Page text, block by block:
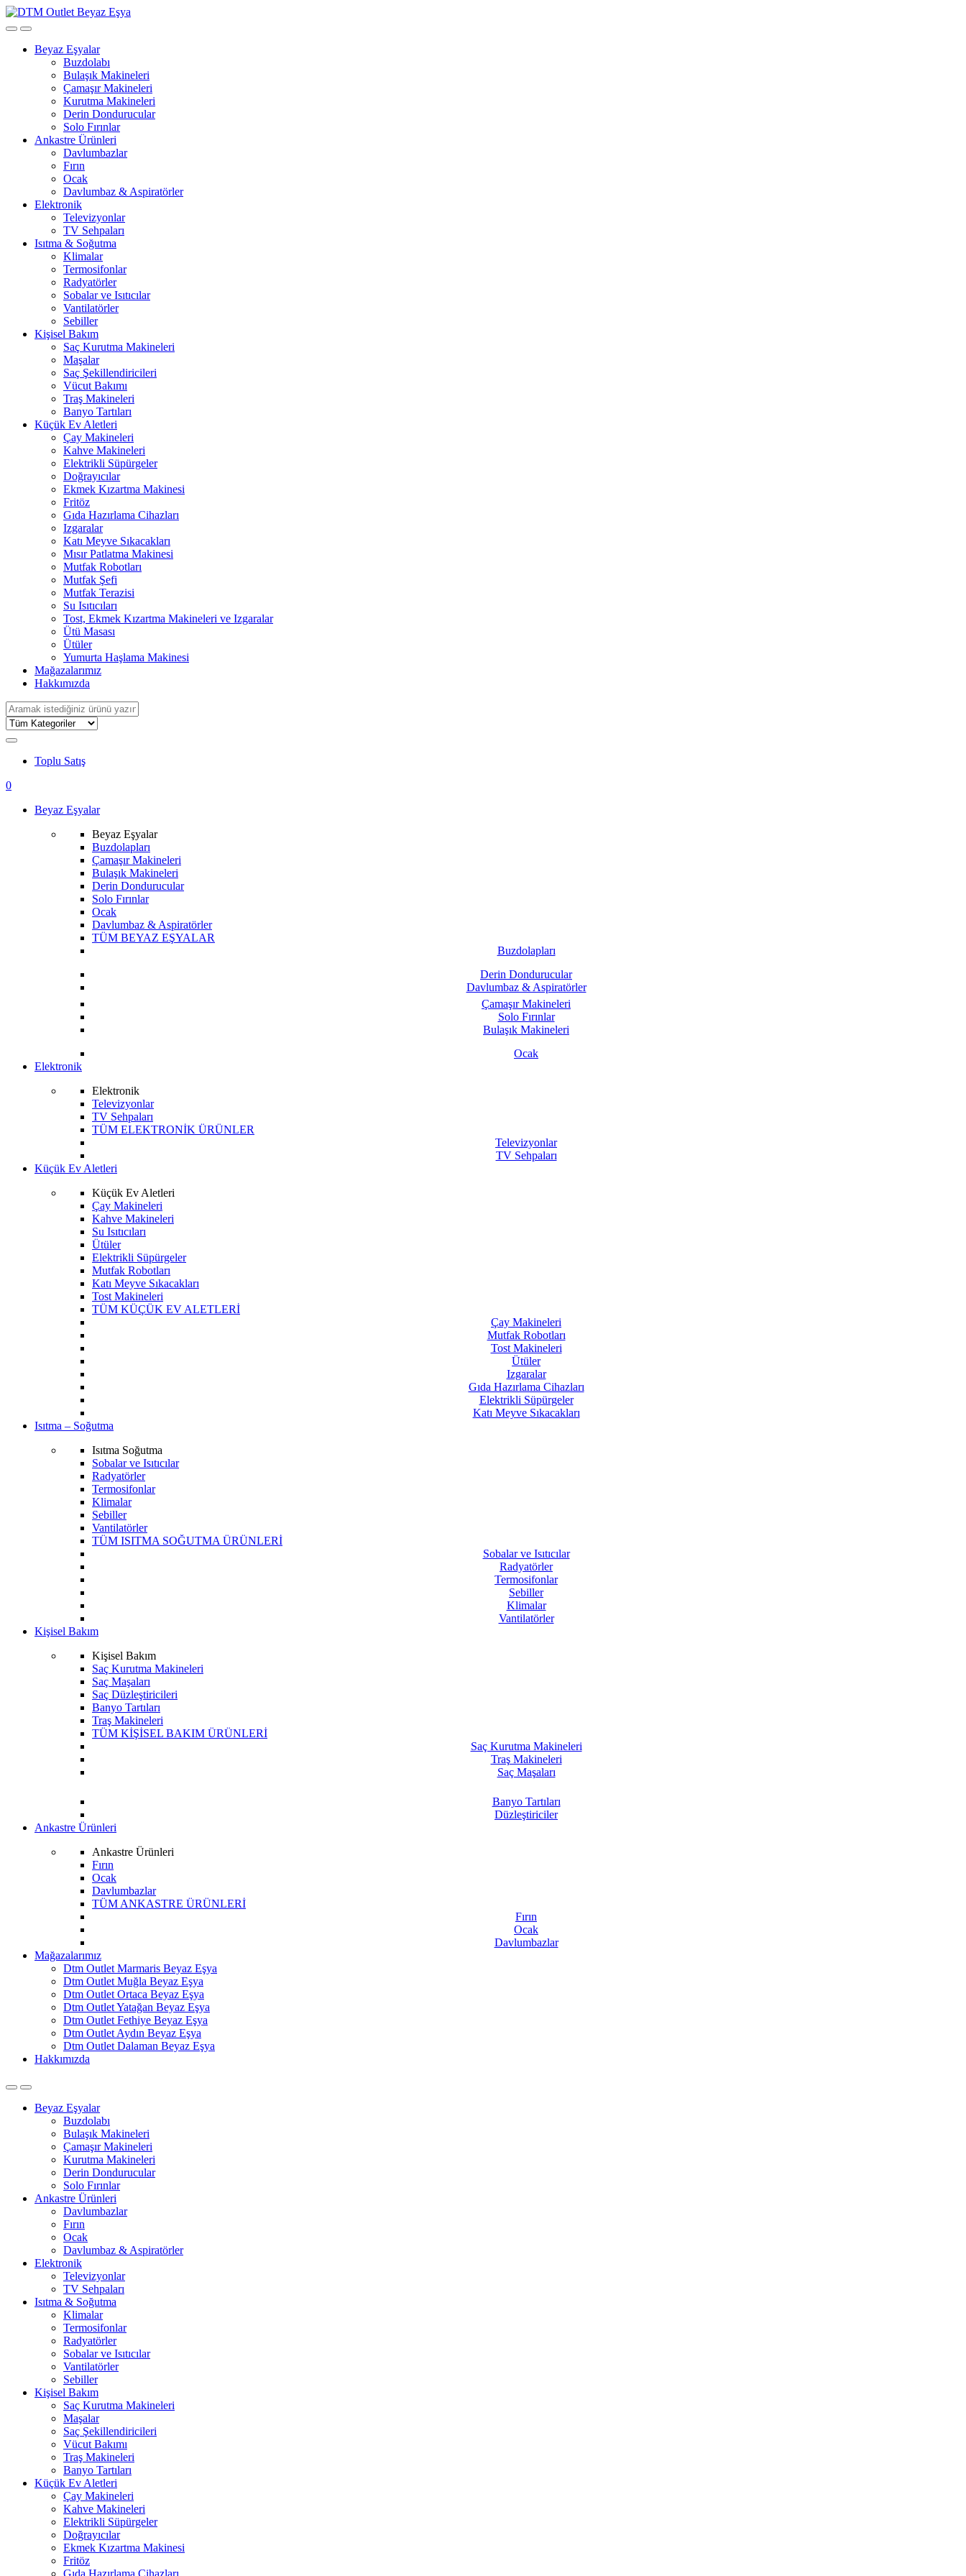
OpenClose
Beyaz Eşyalar
Buzdolabı
Bulaşık Makineleri
Çamaşır Makineleri
Kurutma Makineleri
Derin Dondurucular
Solo Fırınlar
Ankastre Ürünleri
Davlumbazlar
Fırın
Ocak
Davlumbaz & Aspiratörler
Elektronik
Televizyonlar
TV Sehpaları
Isıtma & Soğutma
Klimalar
Termosifonlar
Radyatörler
Sobalar ve Isıtıcılar
Vantilatörler
Sebiller
Kişisel Bakım
Saç Kurutma Makineleri
Maşalar
Saç Şekillendiricileri
Vücut Bakımı
Traş Makineleri
Banyo Tartıları
Küçük Ev Aletleri
Çay Makineleri
Kahve Makineleri
Elektrikli Süpürgeler
Doğrayıcılar
Ekmek Kızartma Makinesi
Fritöz
Gıda Hazırlama Cihazları
Izgaralar
Katı Meyve Sıkacakları
Mısır Patlatma Makinesi
Mutfak Robotları
Mutfak Şefi
Mutfak Terazisi
Su Isıtıcıları
Tost, Ekmek Kızartma Makineleri ve Izgaralar
Ütü Masası
Ütüler
Yumurta Haşlama Makinesi
Mağazalarımız
Hakkımızda
Search
for:
Toplu Satış
0
Beyaz Eşyalar
Beyaz Eşyalar
Buzdolapları
Çamaşır Makineleri
Bulaşık Makineleri
Derin Dondurucular
Solo Fırınlar
Ocak
Davlumbaz & Aspiratörler
TÜM BEYAZ EŞYALAR
Buzdolapları
Derin Dondurucular
Davlumbaz & Aspiratörler
Çamaşır Makineleri
Solo Fırınlar
Bulaşık Makineleri
Ocak
Elektronik
Elektronik
Televizyonlar
TV Sehpaları
TÜM ELEKTRONİK ÜRÜNLER
Televizyonlar
TV Sehpaları
Küçük Ev Aletleri
Küçük Ev Aletleri
Çay Makineleri
Kahve Makineleri
Su Isıtıcıları
Ütüler
Elektrikli Süpürgeler
Mutfak Robotları
Katı Meyve Sıkacakları
Tost Makineleri
TÜM KÜÇÜK EV ALETLERİ
Çay Makineleri
Mutfak Robotları
Tost Makineleri
Ütüler
Izgaralar
Gıda Hazırlama Cihazları
Elektrikli Süpürgeler
Katı Meyve Sıkacakları
Isıtma – Soğutma
Isıtma Soğutma
Sobalar ve Isıtıcılar
Radyatörler
Termosifonlar
Klimalar
Sebiller
Vantilatörler
TÜM ISITMA SOĞUTMA ÜRÜNLERİ
Sobalar ve Isıtıcılar
Radyatörler
Termosifonlar
Sebiller
Klimalar
Vantilatörler
Kişisel Bakım
Kişisel Bakım
Saç Kurutma Makineleri
Saç Maşaları
Saç Düzleştiricileri
Banyo Tartıları
Traş Makineleri
TÜM KİŞİSEL BAKIM ÜRÜNLERİ
Saç Kurutma Makineleri
Traş Makineleri
Saç Maşaları
Banyo Tartıları
Düzleştiriciler
Ankastre Ürünleri
Ankastre Ürünleri
Fırın
Ocak
Davlumbazlar
TÜM ANKASTRE ÜRÜNLERİ
Fırın
Ocak
Davlumbazlar
Mağazalarımız
Dtm Outlet Marmaris Beyaz Eşya
Dtm Outlet Muğla Beyaz Eşya
Dtm Outlet Ortaca Beyaz Eşya
Dtm Outlet Yatağan Beyaz Eşya
Dtm Outlet Fethiye Beyaz Eşya
Dtm Outlet Aydın Beyaz Eşya
Dtm Outlet Dalaman Beyaz Eşya
Hakkımızda
OpenClose
Beyaz Eşyalar
Buzdolabı
Bulaşık Makineleri
Çamaşır Makineleri
Kurutma Makineleri
Derin Dondurucular
Solo Fırınlar
Ankastre Ürünleri
Davlumbazlar
Fırın
Ocak
Davlumbaz & Aspiratörler
Elektronik
Televizyonlar
TV Sehpaları
Isıtma & Soğutma
Klimalar
Termosifonlar
Radyatörler
Sobalar ve Isıtıcılar
Vantilatörler
Sebiller
Kişisel Bakım
Saç Kurutma Makineleri
Maşalar
Saç Şekillendiricileri
Vücut Bakımı
Traş Makineleri
Banyo Tartıları
Küçük Ev Aletleri
Çay Makineleri
Kahve Makineleri
Elektrikli Süpürgeler
Doğrayıcılar
Ekmek Kızartma Makinesi
Fritöz
Gıda Hazırlama Cihazları